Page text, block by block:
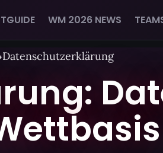
WM 2026 NEWS
Datenschutzerklärung